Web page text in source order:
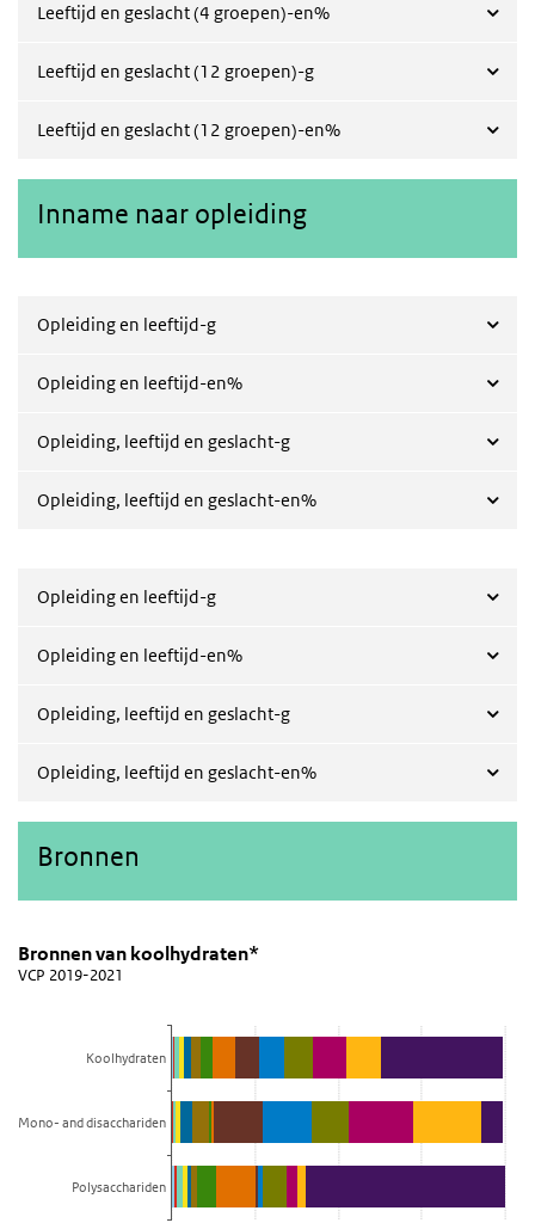
Leeftijd en geslacht (4 groepen)-en%
Leeftijd en geslacht (12 groepen)-g
Leeftijd en geslacht (12 groepen)-en%
Inname naar opleiding
Opleiding en leeftijd-g
Opleiding en leeftijd-en%
Opleiding, leeftijd en geslacht-g
Opleiding, leeftijd en geslacht-en%
Opleiding en leeftijd-g
Opleiding en leeftijd-en%
Opleiding, leeftijd en geslacht-g
Opleiding, leeftijd en geslacht-en%
Bronnen
Bronnen van koolhydraten
Sla de grafiek 'Bronnen van koolhydraten*' over en ga naar de
Bronnen van koolhydraten*
Staaf grafiek met 18 reeksen.
De grafiek heeft 1 X-as die categories weergeeft.
De grafiek heeft 1 Y-as die % weergeeft.
Bronnen van koolhydraten*
VCP 2019-2021
Koolhydraten
Mono- and disacchariden
Polysacchariden